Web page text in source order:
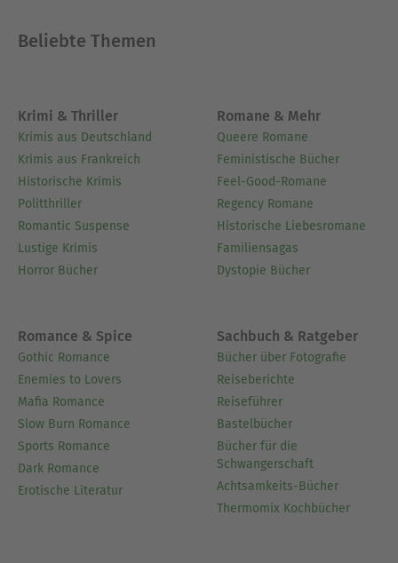
Beliebte Themen
Krimi & Thriller
Krimis aus Deutschland
Krimis aus Frankreich
Historische Krimis
Politthriller
Romantic Suspense
Lustige Krimis
Horror Bücher
Romane & Mehr
Queere Romane
Feministische Bücher
Feel-Good-Romane
Regency Romane
Historische Liebesromane
Familiensagas
Dystopie Bücher
Romance & Spice
Gothic Romance
Enemies to Lovers
Mafia Romance
Slow Burn Romance
Sports Romance
Dark Romance
Erotische Literatur
Sachbuch & Ratgeber
Bücher über Fotografie
Reiseberichte
Reiseführer
Bastelbücher
Bücher für die
Schwangerschaft
Achtsamkeits-Bücher
Thermomix Kochbücher